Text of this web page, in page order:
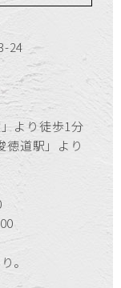
24
より徒歩1分
徳道駅」より
。